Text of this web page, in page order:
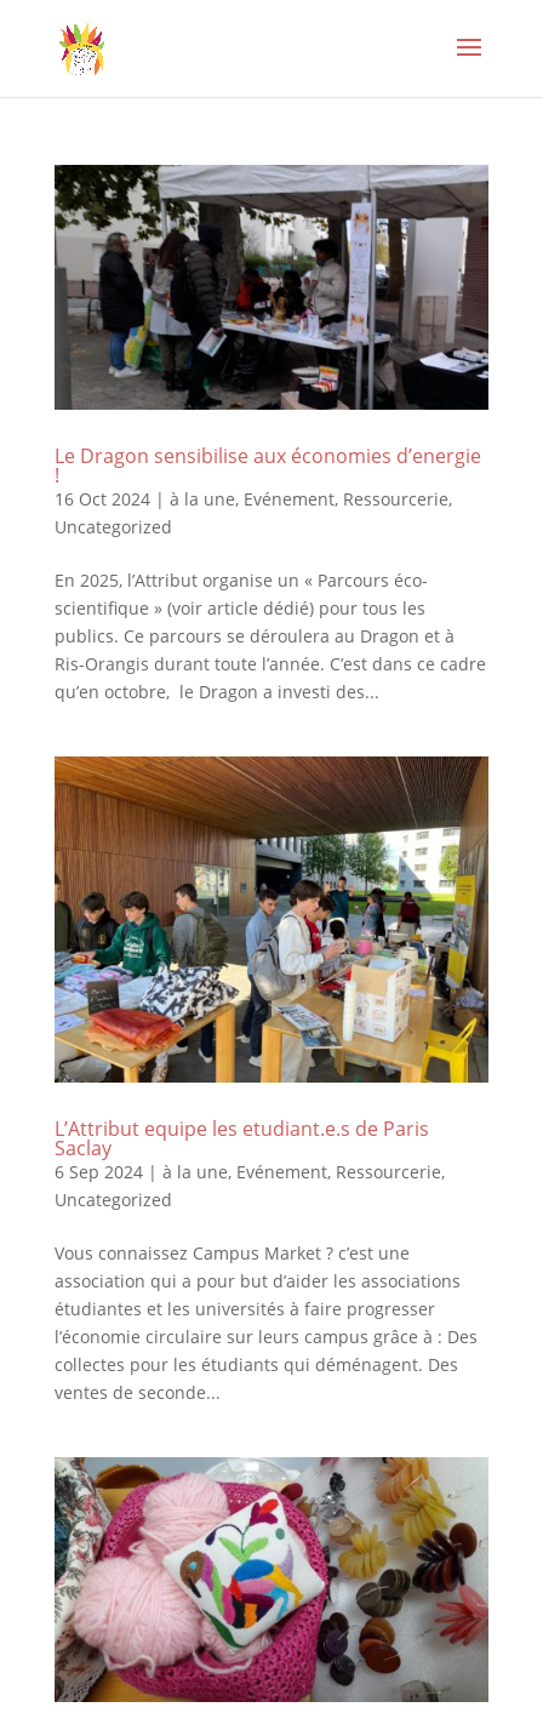
Le Dragon sensibilise aux économies d’energie
!
16 Oct 2024| à la une, Evénement, Ressourcerie,
Uncategorized
En 2025, l’Attribut organise un « Parcours éco-
scientifique » (voir article dédié) pour tous les
publics. Ce parcours se déroulera au Dragon et à
Ris-Orangis durant toute l’année. C’est dans ce cadre
qu’en octobre, le Dragon a investi des...
L’Attribut equipe les etudiant.e.s de Paris
Saclay
6 Sep 2024| à la une, Evénement, Ressourcerie,
Uncategorized
Vous connaissez Campus Market ? c’est une
association qui a pour but d’aider les associations
étudiantes et les universités à faire progresser
l’économie circulaire sur leurs campus grâce à : Des
collectes pour les étudiants qui déménagent. Des
ventes de seconde...